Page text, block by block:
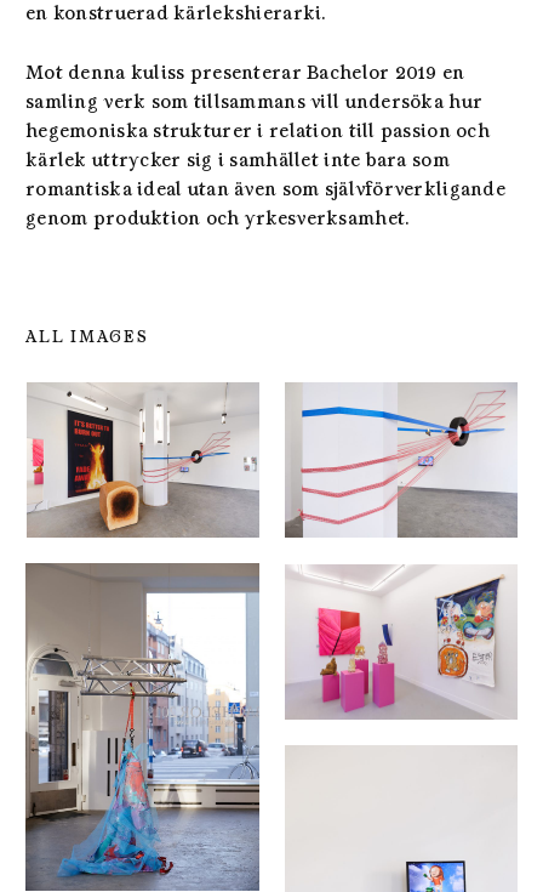
en konstruerad kärlekshierarki.
Mot denna kuliss presenterar Bachelor 2019 en
samling verk som tillsammans vill undersöka hur
hegemoniska strukturer i relation till passion och
kärlek uttrycker sig i samhället inte bara som
romantiska ideal utan även som självförverkligande
genom produktion och yrkesverksamhet.
ALL IMAGES